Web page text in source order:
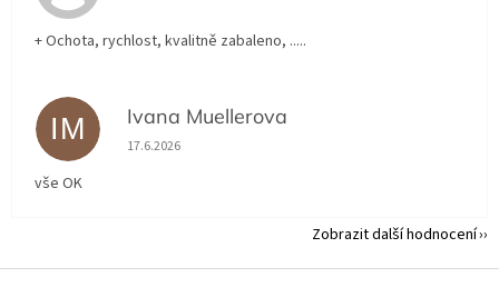
+ Ochota, rychlost, kvalitně zabaleno, .....
IM Ivana Muellerova
Hodnocení obchodu je 5 z 5 hvězdiček.
17.6.2026
vše OK
Zobrazit další hodnocení
Z